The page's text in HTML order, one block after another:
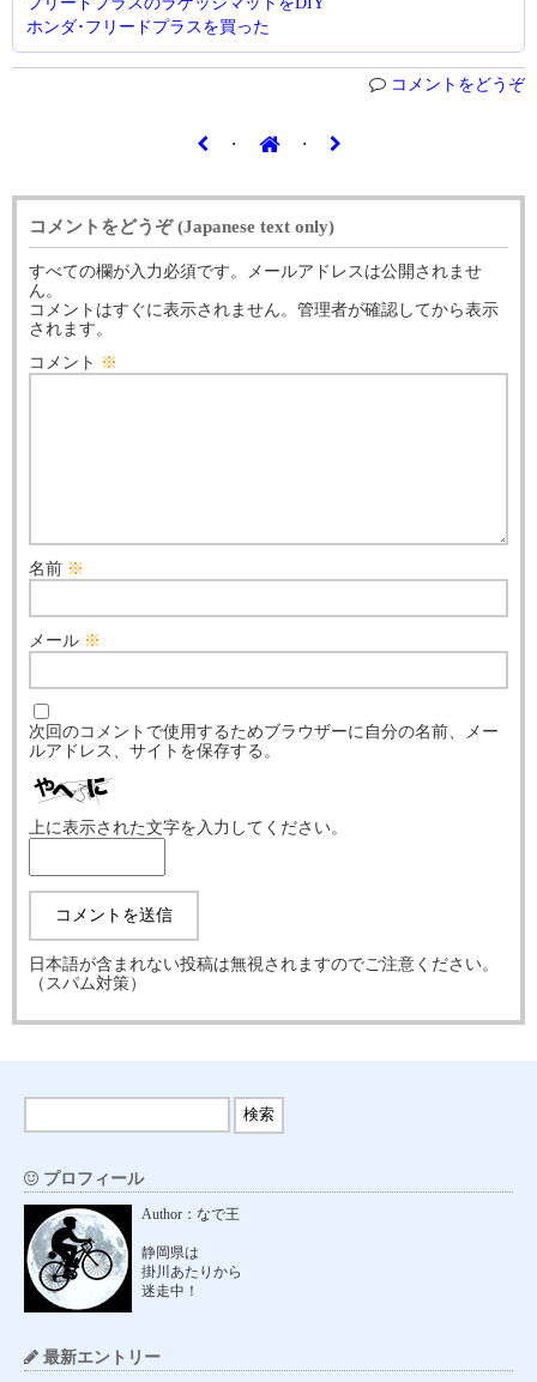
ホンダ･フリードプラスを買った
コメントをどうぞ
・ ・
コメントをどうぞ (Japanese text only)
すべての欄が入力必須です。メールアドレスは公開されませ
ん。
コメントはすぐに表示されません。管理者が確認してから表示
されます。
コメント ※
名前 ※
メール ※
次回のコメントで使用するためブラウザーに自分の名前、メー
ルアドレス、サイトを保存する。
上に表示された文字を入力してください。
日本語が含まれない投稿は無視されますのでご注意ください。
（スパム対策）
プロフィール
Author：なで王
静岡県は
掛川あたりから
迷走中！
最新エントリー